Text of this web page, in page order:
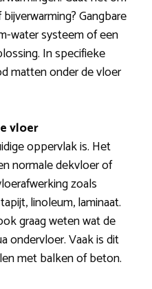
Gangbare
water systeem of een
In specifieke
matten onder de vloer
vloer
oppervlak is. Het
normale dekvloer of
zoals
linoleum, laminaat.
graag weten wat de
ondervloer. Vaak is dit
met balken of beton.